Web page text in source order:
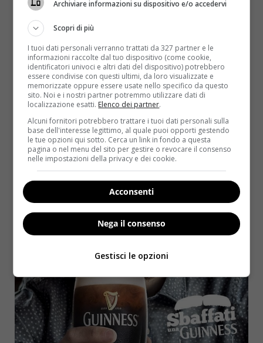
internamente, l’ingrediente chiave che conferisce alla
birra il suo caratteristico colore e l’aroma unico ed
inconfondibile. Usiamo circa il doppio del normale di
luppolo e la nostra selezione di lieviti Guinness per
conferire alla birra più sapore e una maggiore
intensità”.Con questo presupposto, perche
precludersi l’opportunità di un bel calice in
compagnia?
Archiviare informazioni su dispositivo e/o accedervi
Scopri di più
I tuoi dati personali verranno trattati da 327 partner e le
informazioni raccolte dal tuo dispositivo (come cookie,
identificatori univoci e altri dati del dispositivo) potrebbero
essere condivise con questi ultimi, da loro visualizzate e
memorizzate oppure essere usate nello specifico da questo
sito. Noi e i nostri partner potremmo utilizzare dati di
localizzazione esatti. Elenco dei partner.
Alcuni fornitori potrebbero trattare i tuoi dati personali sulla
base dell'interesse legittimo, al quale puoi opporti gestendo
le tue opzioni qui sotto. Cerca un link in fondo a questa
pagina o nel menu del sito per gestire o revocare il consenso
nelle impostazioni della privacy e dei cookie.
Acconsenti
Nega il consenso
Gestisci le opzioni